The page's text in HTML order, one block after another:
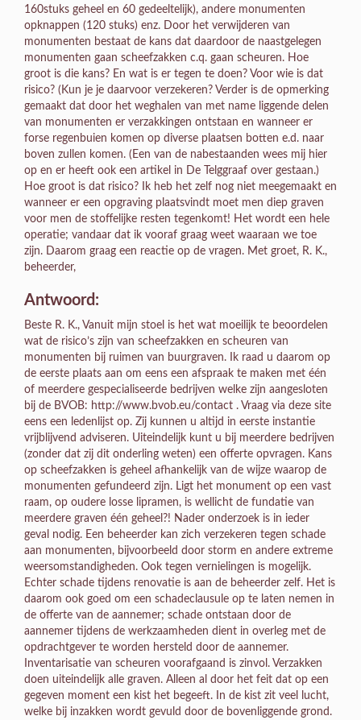
160stuks geheel en 60 gedeeltelijk), andere monumenten
opknappen (120 stuks) enz. Door het verwijderen van
monumenten bestaat de kans dat daardoor de naastgelegen
monumenten gaan scheefzakken c.q. gaan scheuren. Hoe
groot is die kans? En wat is er tegen te doen? Voor wie is dat
risico? (Kun je je daarvoor verzekeren? Verder is de opmerking
gemaakt dat door het weghalen van met name liggende delen
van monumenten er verzakkingen ontstaan en wanneer er
forse regenbuien komen op diverse plaatsen botten e.d. naar
boven zullen komen. (Een van de nabestaanden wees mij hier
op en er heeft ook een artikel in De Telggraaf over gestaan.)
Hoe groot is dat risico? Ik heb het zelf nog niet meegemaakt en
wanneer er een opgraving plaatsvindt moet men diep graven
voor men de stoffelijke resten tegenkomt! Het wordt een hele
operatie; vandaar dat ik vooraf graag weet waaraan we toe
zijn. Daarom graag een reactie op de vragen. Met groet, R. K.,
beheerder,
Antwoord:
Beste R. K., Vanuit mijn stoel is het wat moeilijk te beoordelen
wat de risico’s zijn van scheefzakken en scheuren van
monumenten bij ruimen van buurgraven. Ik raad u daarom op
de eerste plaats aan om eens een afspraak te maken met één
of meerdere gespecialiseerde bedrijven welke zijn aangesloten
bij de BVOB: http://www.bvob.eu/contact . Vraag via deze site
eens een ledenlijst op. Zij kunnen u altijd in eerste instantie
vrijblijvend adviseren. Uiteindelijk kunt u bij meerdere bedrijven
(zonder dat zij dit onderling weten) een offerte opvragen. Kans
op scheefzakken is geheel afhankelijk van de wijze waarop de
monumenten gefundeerd zijn. Ligt het monument op een vast
raam, op oudere losse lipramen, is wellicht de fundatie van
meerdere graven één geheel?! Nader onderzoek is in ieder
geval nodig. Een beheerder kan zich verzekeren tegen schade
aan monumenten, bijvoorbeeld door storm en andere extreme
weersomstandigheden. Ook tegen vernielingen is mogelijk.
Echter schade tijdens renovatie is aan de beheerder zelf. Het is
daarom ook goed om een schadeclausule op te laten nemen in
de offerte van de aannemer; schade ontstaan door de
aannemer tijdens de werkzaamheden dient in overleg met de
opdrachtgever te worden hersteld door de aannemer.
Inventarisatie van scheuren voorafgaand is zinvol. Verzakken
doen uiteindelijk alle graven. Alleen al door het feit dat op een
gegeven moment een kist het begeeft. In de kist zit veel lucht,
welke bij inzakken wordt gevuld door de bovenliggende grond.